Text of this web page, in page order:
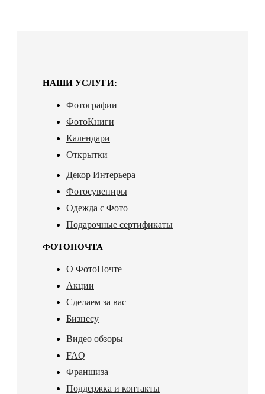
НАШИ УСЛУГИ:
Фотографии
ФотоКниги
Календари
Открытки
Декор Интерьера
Фотосувениры
Одежда с Фото
Подарочные сертификаты
ФОТОПОЧТА
О ФотоПочте
Акции
Сделаем за вас
Бизнесу
Видео обзоры
FAQ
Франшиза
Поддержка и контакты